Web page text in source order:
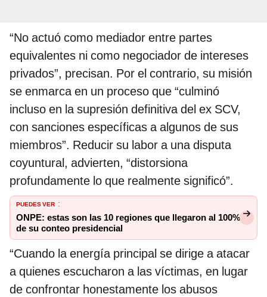
“No actuó como mediador entre partes
equivalentes ni como negociador de intereses
privados”, precisan. Por el contrario, su misión
se enmarca en un proceso que “culminó
incluso en la supresión definitiva del ex SCV,
con sanciones específicas a algunos de sus
miembros”. Reducir su labor a una disputa
coyuntural, advierten, “distorsiona
profundamente lo que realmente significó”.
PUEDES VER :
ONPE: estas son las 10 regiones que llegaron al 100%
de su conteo presidencial
“Cuando la energía principal se dirige a atacar
a quienes escucharon a las víctimas, en lugar
de confrontar honestamente los abusos